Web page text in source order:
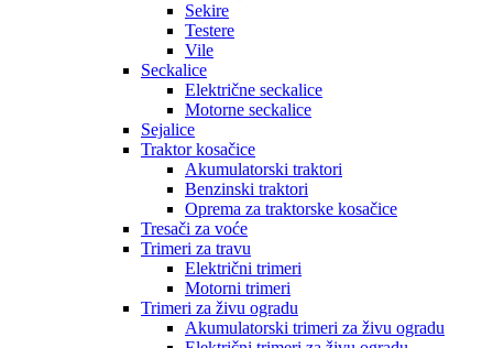
Sekire
Testere
Vile
Seckalice
Električne seckalice
Motorne seckalice
Sejalice
Traktor kosačice
Akumulatorski traktori
Benzinski traktori
Oprema za traktorske kosačice
Tresači za voće
Trimeri za travu
Električni trimeri
Motorni trimeri
Trimeri za živu ogradu
Akumulatorski trimeri za živu ogradu